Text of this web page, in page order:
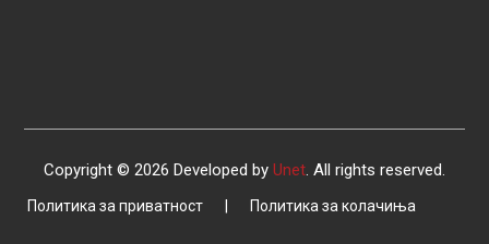
Copyright © 2026 Developed by Unet. All rights reserved.
Политика за приватност Политика за колачиња